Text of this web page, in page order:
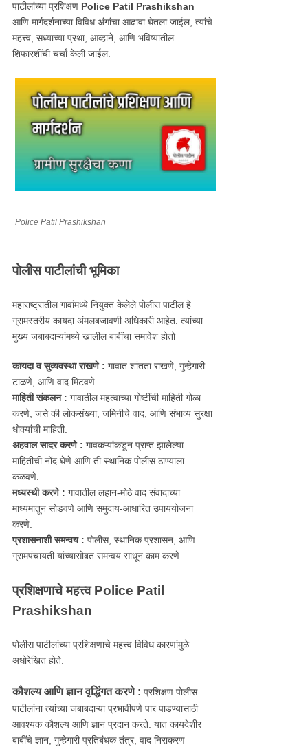
पाटीलांच्या प्रशिक्षण Police Patil Prashikshan
आणि मार्गदर्शनाच्या विविध अंगांचा आढावा घेतला जाईल, त्यांचे
महत्त्व, सध्याच्या प्रथा, आव्हाने, आणि भविष्यातील
शिफारशींची चर्चा केली जाईल.
Police Patil Prashikshan
पोलीस पाटीलांची भूमिका
महाराष्ट्रातील गावांमध्ये नियुक्त केलेले पोलीस पाटील हे
ग्रामस्तरीय कायदा अंमलबजावणी अधिकारी आहेत. त्यांच्या
मुख्य जबाबदाऱ्यांमध्ये खालील बाबींचा समावेश होतो
कायदा व सुव्यवस्था राखणे : गावात शांतता राखणे, गुन्हेगारी
टाळणे, आणि वाद मिटवणे.
माहिती संकलन : गावातील महत्वाच्या गोष्टींची माहिती गोळा
करणे, जसे की लोकसंख्या, जमिनीचे वाद, आणि संभाव्य सुरक्षा
धोक्यांची माहिती.
अहवाल सादर करणे : गावकऱ्यांकडून प्राप्त झालेल्या
माहितीची नोंद घेणे आणि ती स्थानिक पोलीस ठाण्याला
कळवणे.
मध्यस्थी करणे : गावातील लहान-मोठे वाद संवादाच्या
माध्यमातून सोडवणे आणि समुदाय-आधारित उपाययोजना
करणे.
प्रशासनाशी समन्वय : पोलीस, स्थानिक प्रशासन, आणि
ग्रामपंचायती यांच्यासोबत समन्वय साधून काम करणे.
प्रशिक्षणाचे महत्त्व Police Patil
Prashikshan
पोलीस पाटीलांच्या प्रशिक्षणाचे महत्त्व विविध कारणांमुळे
अधोरेखित होते.
कौशल्य आणि ज्ञान वृद्धिंगत करणे : प्रशिक्षण पोलीस
पाटीलांना त्यांच्या जबाबदाऱ्या प्रभावीपणे पार पाडण्यासाठी
आवश्यक कौशल्य आणि ज्ञान प्रदान करते. यात कायदेशीर
बाबींचे ज्ञान, गुन्हेगारी प्रतिबंधक तंत्र, वाद निराकरण